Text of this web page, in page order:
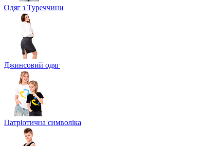
Одяг з Туреччини
Джинсовий одяг
Патріотична символіка